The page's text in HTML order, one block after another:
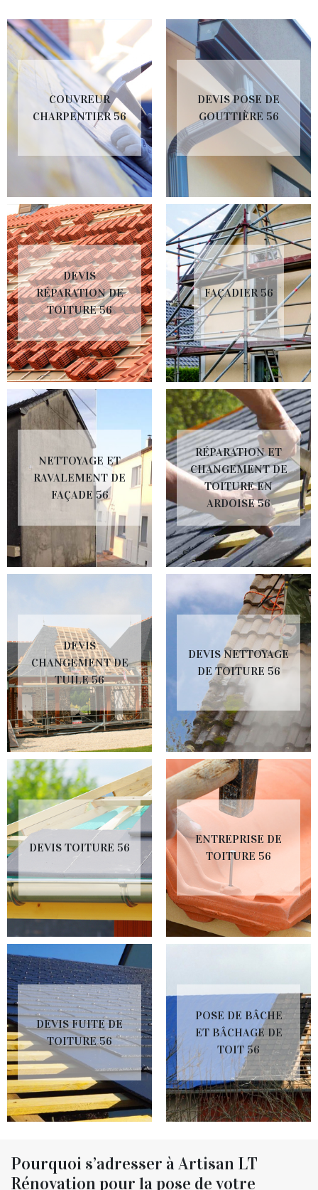
COUVREUR
CHARPENTIER 56
DEVIS POSE DE
GOUTTIÈRE 56
DEVIS
RÉPARATION DE
TOITURE 56
FAÇADIER 56
NETTOYAGE ET
RAVALEMENT DE
FAÇADE 56
RÉPARATION ET
CHANGEMENT DE
TOITURE EN
ARDOISE 56
DEVIS
CHANGEMENT DE
TUILE 56
DEVIS NETTOYAGE
DE TOITURE 56
DEVIS TOITURE 56
ENTREPRISE DE
TOITURE 56
DEVIS FUITE DE
TOITURE 56
POSE DE BÂCHE
ET BÂCHAGE DE
TOIT 56
Pourquoi s’adresser à Artisan LT
Rénovation pour la pose de votre